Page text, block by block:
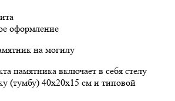
оформление
памятника включает в себя стелу
(тумбу) 40х20х15 см и типовой